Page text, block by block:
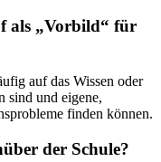
als „Vorbild“ für
auf das Wissen oder
sind und eigene,
finden können.
der Schule?